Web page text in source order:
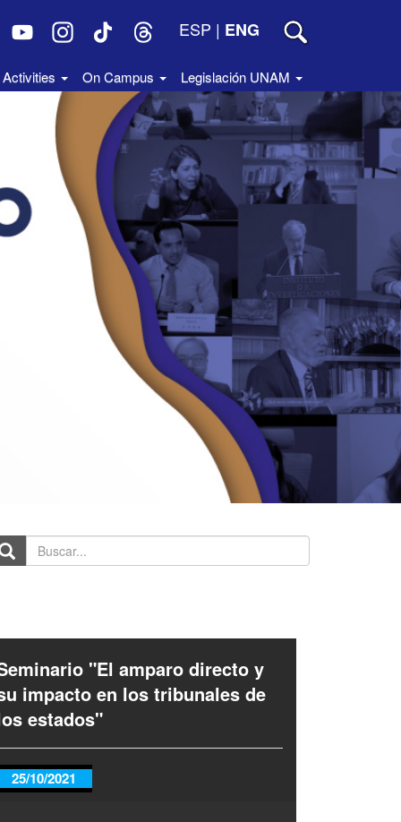
ESP | ENG
Activities On Campus Legislación UNAM
"El amparo directo y
impacto en los tribunales de
estados"
25/10/2021